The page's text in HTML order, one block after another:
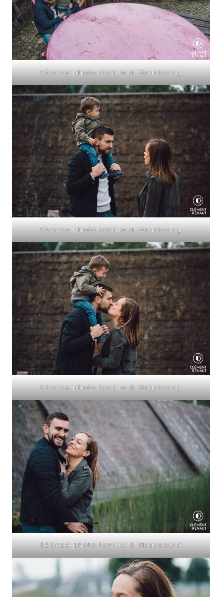
Séance photo famille à Strasbourg
Séance photo famille à Strasbourg
Séance photo famille à Strasbourg
Séance photo famille à Strasbourg